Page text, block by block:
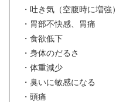
・吐き気（空腹時に増強）
・胃部不快感、胃痛
・食欲低下
・身体のだるさ
・体重減少
・臭いに敏感になる
・頭痛